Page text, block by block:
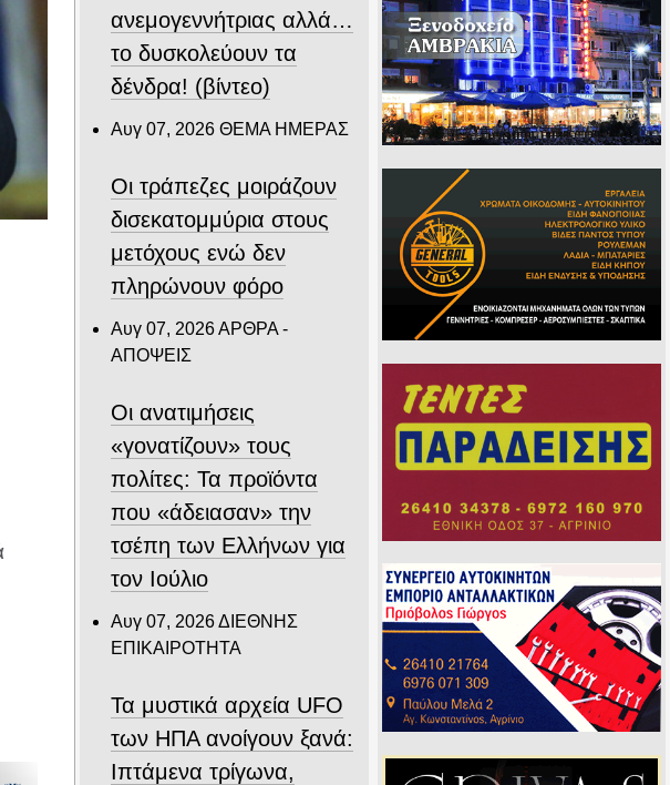
ανεμογεννήτριας αλλά…
το δυσκολεύουν τα
δένδρα! (βίντεο)
Αυγ 07, 2026 ΘΕΜΑ ΗΜΕΡΑΣ
Οι τράπεζες μοιράζουν
δισεκατομμύρια στους
μετόχους ενώ δεν
πληρώνουν φόρο
Αυγ 07, 2026ΑΡΘΡΑ -
ΑΠΟΨΕΙΣ
Οι ανατιμήσεις
«γονατίζουν» τους
πολίτες: Τα προϊόντα
που «άδειασαν» την
τσέπη των Ελλήνων για
τον Ιούλιο
Αυγ 07, 2026ΔΙΕΘΝΗΣ
ΕΠΙΚΑΙΡΟΤΗΤΑ
Τα μυστικά αρχεία UFO
των ΗΠΑ ανοίγουν ξανά:
Ιπτάμενα τρίγωνα,